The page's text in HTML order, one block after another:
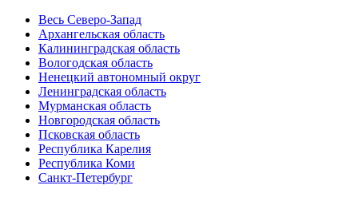
Весь Северо-Запад
Архангельская область
Калининградская область
Вологодская область
Ненецкий автономный округ
Ленинградская область
Мурманская область
Новгородская область
Псковская область
Республика Карелия
Республика Коми
Санкт-Петербург